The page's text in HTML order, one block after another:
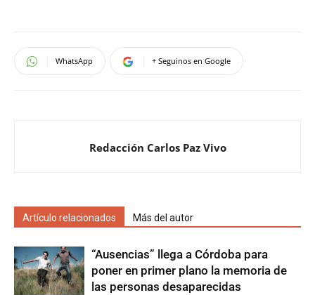
WhatsApp + Seguinos en Google
Redacción Carlos Paz Vivo
Artículo relacionados Más del autor
“Ausencias” llega a Córdoba para
poner en primer plano la memoria de
las personas desaparecidas